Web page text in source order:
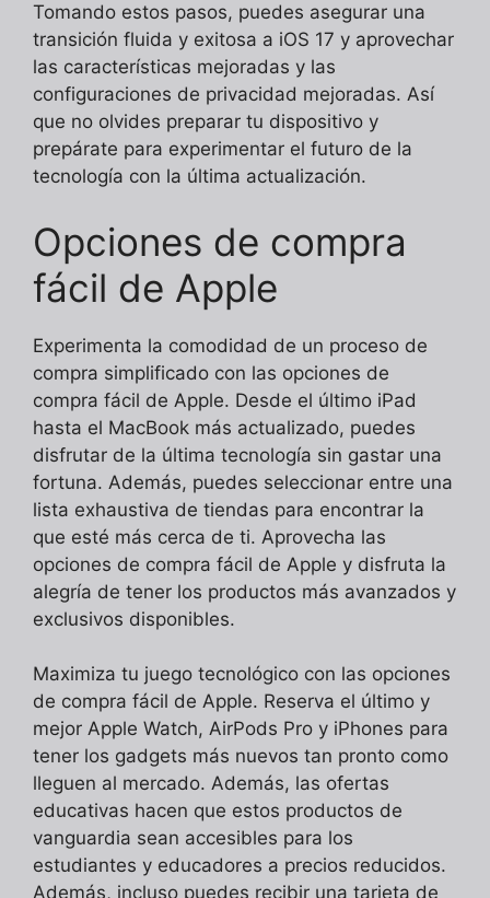
Tomando estos pasos, puedes asegurar una
transición fluida y exitosa a iOS 17 y aprovechar
las características mejoradas y las
configuraciones de privacidad mejoradas. Así
que no olvides preparar tu dispositivo y
prepárate para experimentar el futuro de la
tecnología con la última actualización.
Opciones de compra
fácil de Apple
Experimenta la comodidad de un proceso de
compra simplificado con las opciones de
compra fácil de Apple. Desde el último iPad
hasta el MacBook más actualizado, puedes
disfrutar de la última tecnología sin gastar una
fortuna. Además, puedes seleccionar entre una
lista exhaustiva de tiendas para encontrar la
que esté más cerca de ti. Aprovecha las
opciones de compra fácil de Apple y disfruta la
alegría de tener los productos más avanzados y
exclusivos disponibles.
Maximiza tu juego tecnológico con las opciones
de compra fácil de Apple. Reserva el último y
mejor Apple Watch, AirPods Pro y iPhones para
tener los gadgets más nuevos tan pronto como
lleguen al mercado. Además, las ofertas
educativas hacen que estos productos de
vanguardia sean accesibles para los
estudiantes y educadores a precios reducidos.
Además, incluso puedes recibir una tarjeta de